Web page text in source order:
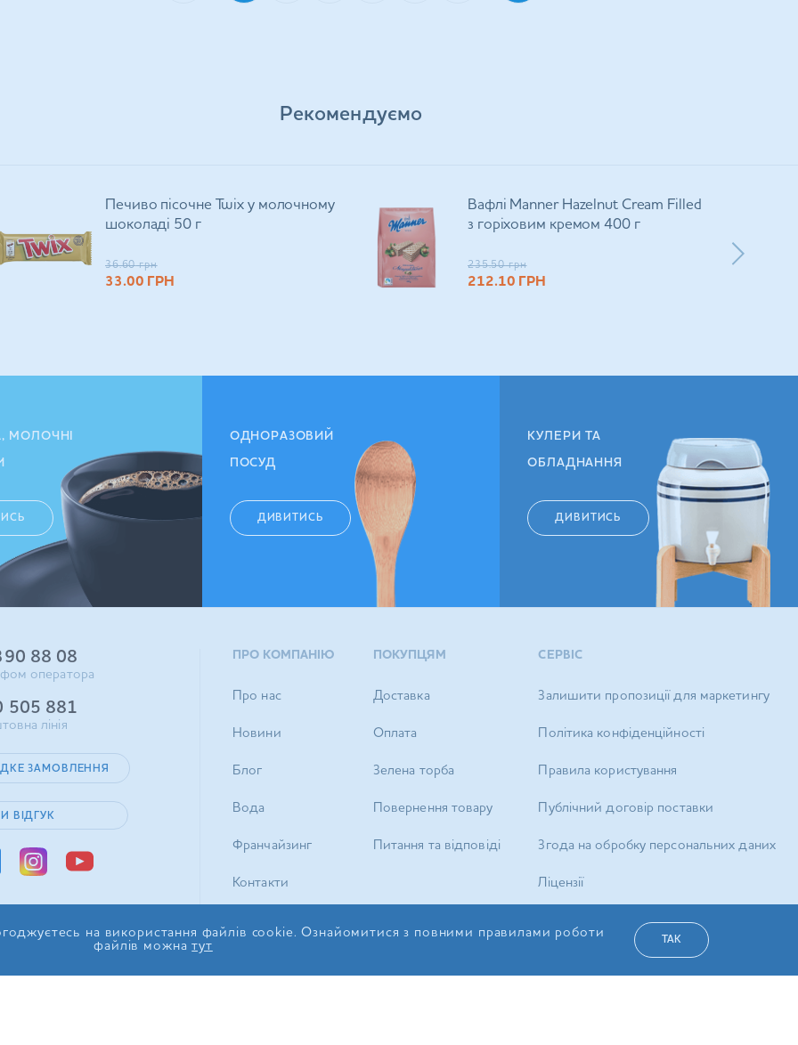
Рекомендуємо
Печиво пісочне Twix у молочному
шоколаді 50 г
36.60 грн
33.00 ГРН
Вафлі Manner Hazelnut Cream Filled
з горіховим кремом 400 г
235.50 грн
212.10 ГРН
МОЛОЧНІ ОДНОРАЗОВИЙ
ПОСУД
ДИВИТИСЬ
КУЛЕРИ ТА
ОБЛАДНАННЯ
ДИВИТИСЬ
88 08
оператора
505 881
лінія
ЗАМОВЛЕННЯ
ВІДГУК
ПРО КОМПАНІЮ
Про нас
Новини
Блог
Вода
Франчайзинг
Контакти
ПОКУПЦЯМ
Доставка
Оплата
Зелена торба
Повернення товару
Питання та відповіді
СЕРВІС
Залишити пропозиції для маркетингу
Політика конфіденційності
Правила користування
Публічний договір поставки
Згода на обробку персональних даних
Ліцензії
на використання файлів cookie. Ознайомитися з повними правилами роботи
файлів можнатут ТАК